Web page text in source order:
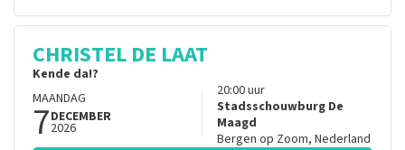
CHRISTEL DE LAAT
Kende da!?
MAANDAG
7DECEMBER
2026
20:00uur
Stadsschouwburg De
Maagd
Bergen op Zoom, Nederland